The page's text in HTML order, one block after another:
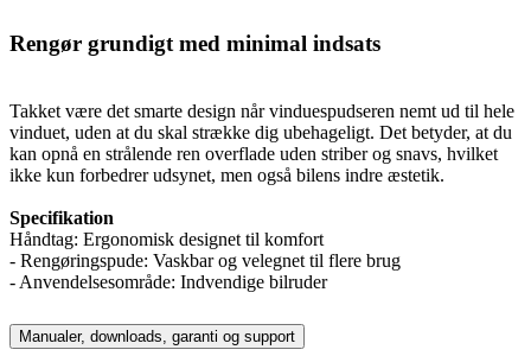
Rengør grundigt med minimal indsats
Takket være det smarte design når vinduespudseren nemt ud til hele
vinduet, uden at du skal strække dig ubehageligt. Det betyder, at du
kan opnå en strålende ren overflade uden striber og snavs, hvilket
ikke kun forbedrer udsynet, men også bilens indre æstetik.
Specifikation
Håndtag: Ergonomisk designet til komfort
- Rengøringspude: Vaskbar og velegnet til flere brug
- Anvendelsesområde: Indvendige bilruder
Manualer, downloads, garanti og support